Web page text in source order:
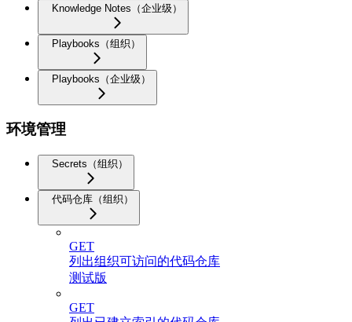
Knowledge Notes（企业级）
Playbooks（组织）
Playbooks（企业级）
环境管理
Secrets（组织）
代码仓库（组织）
GET
列出组织可访问的代码仓库
测试版
GET